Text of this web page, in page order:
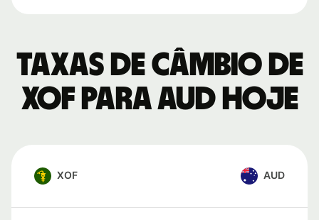
Taxas de câmbio de
XOF para AUD hoje
XOF AUD